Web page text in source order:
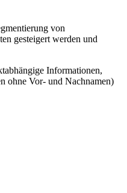
von
gesteigert werden und
Informationen,
ohne Vor- und Nachnamen)